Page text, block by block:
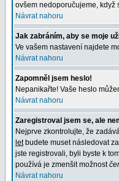
ovšem nedoporučujeme, když
Návrat nahoru
Jak zabráním, aby se moje
Ve vašem nastavení najdete
Návrat nahoru
Zapomněl jsem heslo!
Nepanikařte! Vaše heslo
Návrat nahoru
Zaregistroval jsem se, ale
Nejprve zkontrolujte, že
letbudete muset následovat
jste registrovali, byli byste k
používá je zmenšit možnost
Návrat nahoru